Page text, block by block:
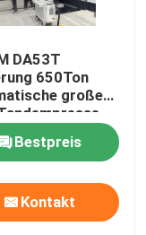
DA53T
650Ton
große
Bestpreis
Kontakt